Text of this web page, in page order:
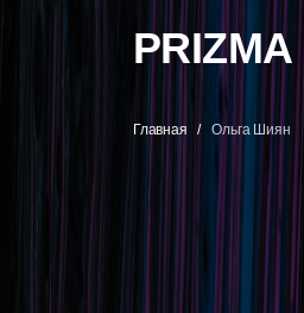
PRIZMA
Главная Ольга Шиян